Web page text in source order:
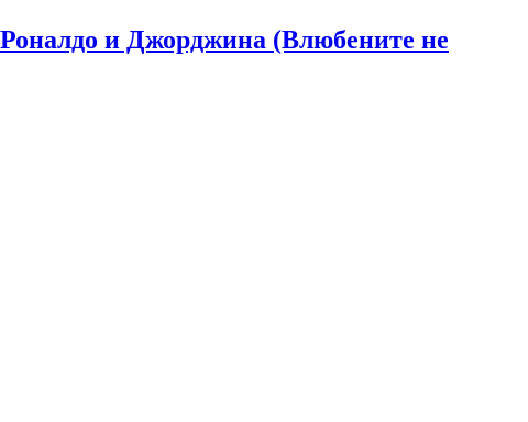
Роналдо и Джорджина (Влюбените не